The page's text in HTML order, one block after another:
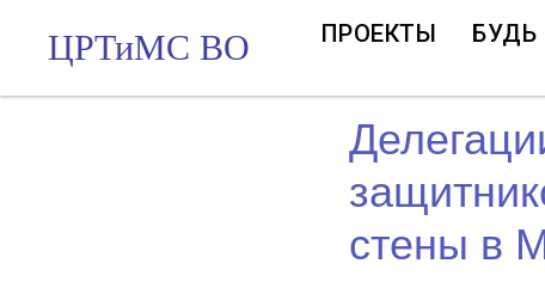
ЦРТиМС ВО ПРОЕКТЫ БУДЬ
стены в